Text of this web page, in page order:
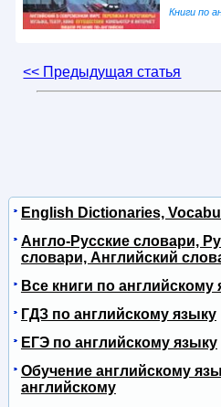
Книги по
<< Предыдущая статья
English Dictionaries,
Англо-Русские словари,
словари, Английский
Все книги по английскому
ГДЗ по английскому языку
ЕГЭ по английскому языку
Обучение английскому
английскому